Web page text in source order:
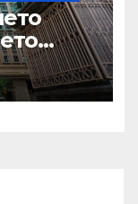
на
града